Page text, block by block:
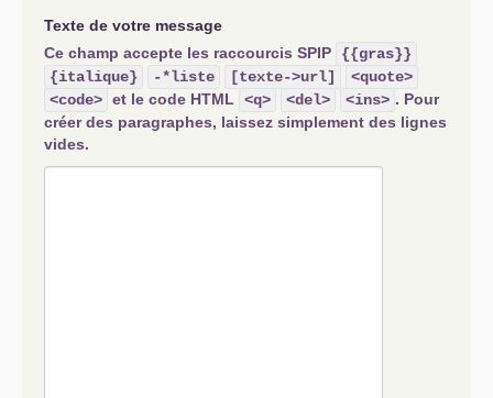
Texte de votre message
Ce champ accepte les raccourcis SPIP
{{gras}}
{italique}
-*liste [texte->url]
<quote>
<code> et le code HTML <q> <del> <ins> . Pour
créer des paragraphes, laissez simplement des lignes
vides.